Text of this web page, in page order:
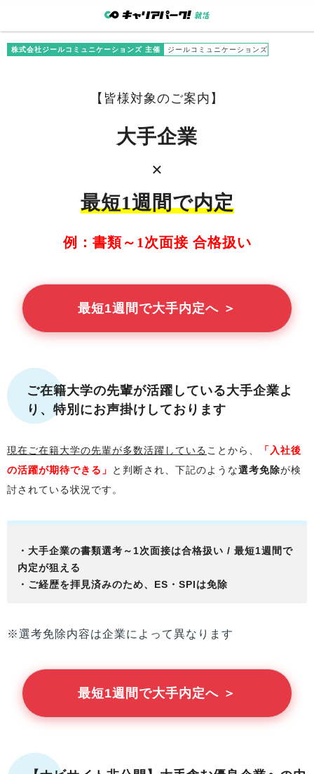
株式会社ジールコミュニケーションズ 主催 ジールコミュニケーションズ
【 皆様対象のご案内】
大手企業
×
最短1週間で内定
例：書類～1次面接 合格扱い
最短1週間で大手内定へ ＞
ご在籍大学の先輩が活躍している大手企業よ
り、特別にお声掛けしております
現在ご在籍大学の先輩が多数活躍している ことから、
「入社後
の活躍が期待できる」
と判断され、下記のような選考免除が検
討されている状況です。
・大手企業の書類選考～1次面接は合格扱い / 最短1週間で
内定が狙える
・ご経歴を拝見済みのため、ES・SPIは免除
※選考免除内容は企業によって異なります
最短1週間で大手内定へ ＞